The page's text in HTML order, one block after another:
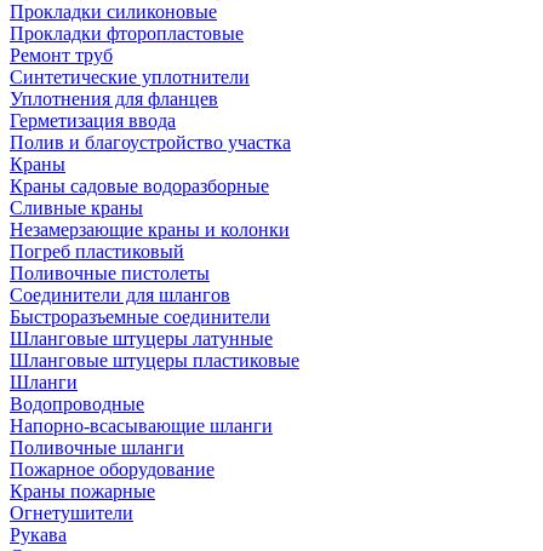
Прокладки силиконовые
Прокладки фторопластовые
Ремонт труб
Синтетические уплотнители
Уплотнения для фланцев
Герметизация ввода
Полив и благоустройство участка
Краны
Краны садовые водоразборные
Сливные краны
Незамерзающие краны и колонки
Погреб пластиковый
Поливочные пистолеты
Соединители для шлангов
Быстроразъемные соединители
Шланговые штуцеры латунные
Шланговые штуцеры пластиковые
Шланги
Водопроводные
Напорно-всасывающие шланги
Поливочные шланги
Пожарное оборудование
Краны пожарные
Огнетушители
Рукава